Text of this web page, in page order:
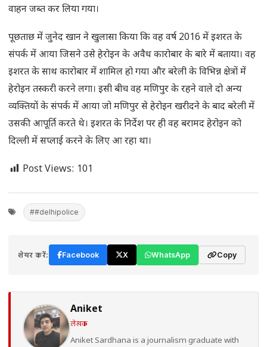
वाहन जब्त कर लिया गया।
पूछताछ में जुनेद खान ने खुलासा किया कि वह वर्ष 2016 में इशरत के
संपर्क में आया जिसने उसे हेरोइन के अवैध कारोबार के बारे में बताया। वह
इशरत के साथ कारोबार में शामिल हो गया और बरेली के विभिन्न क्षेत्रों में
हेरोइन तस्करी करने लगा। इसी बीच वह मणिपुर के रहने वाले दो अन्य
व्यक्तियों के संपर्क में आया जो मणिपुर से हेरोइन खरीदने के बाद बरेली में
उसकी आपूर्ति करते थे। इशरत के निर्देश पर ही वह बरामद हेरोइन को
दिल्ली में सप्लाई करने के लिए आ रहा था।
Post Views: 101
##delhipolice
शेयर करें: Facebook X WhatsApp Copy
Aniket
लेखक
Aniket Sardhana is a journalism graduate with